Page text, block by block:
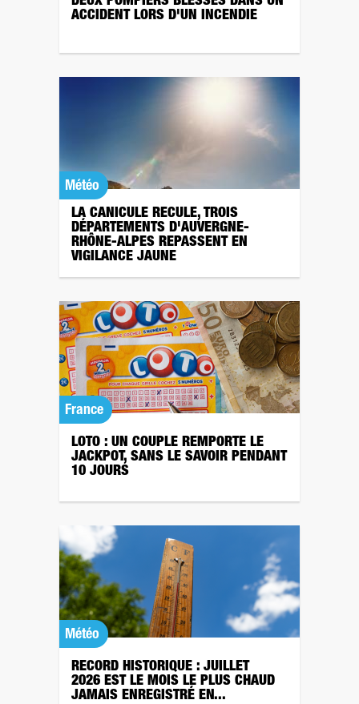
ACCIDENT LORS D'UN INCENDIE
Météo
LA CANICULE RECULE, TROIS
DÉPARTEMENTS D'AUVERGNE-
RHÔNE-ALPES REPASSENT EN
VIGILANCE JAUNE
France
LOTO : UN COUPLE REMPORTE LE
JACKPOT, SANS LE SAVOIR PENDANT
10 JOURS
Météo
RECORD HISTORIQUE : JUILLET
2026 EST LE MOIS LE PLUS CHAUD
JAMAIS ENREGISTRÉ EN...